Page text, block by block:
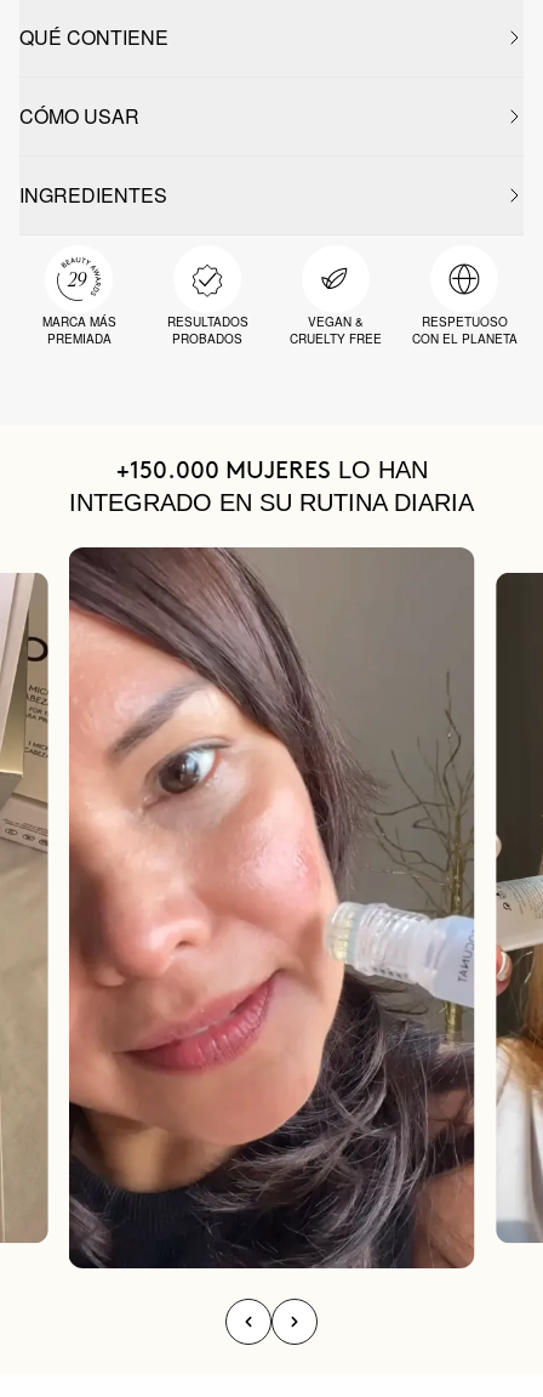
QUÉ CONTIENE
CÓMO USAR
INGREDIENTES
MARCA MÁS
PREMIADA
RESULTADOS
PROBADOS
VEGAN &
CRUELTY FREE
RESPETUOSO
CON EL PLANETA
+150.000 MUJERES LO HAN
INTEGRADO EN SU RUTINA DIARIA